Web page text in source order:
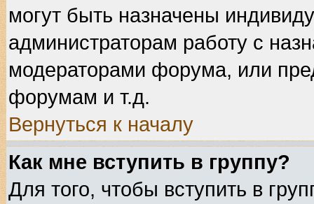
могут быть назначены
администраторам работу с
модераторами форума, или
форумам и т.д.
Вернуться к началу
Как мне вступить в группу?
Для того, чтобы вступить в